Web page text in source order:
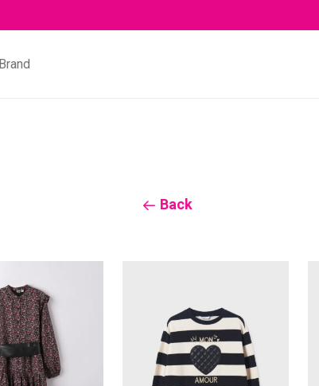
Brand
Back